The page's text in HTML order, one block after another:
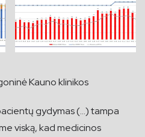
Kauno klinikos
gydymas (…) tampa
viską, kad medicinos